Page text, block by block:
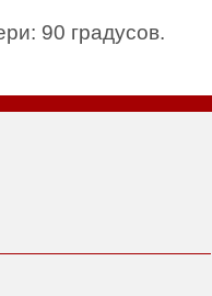
90 градусов.